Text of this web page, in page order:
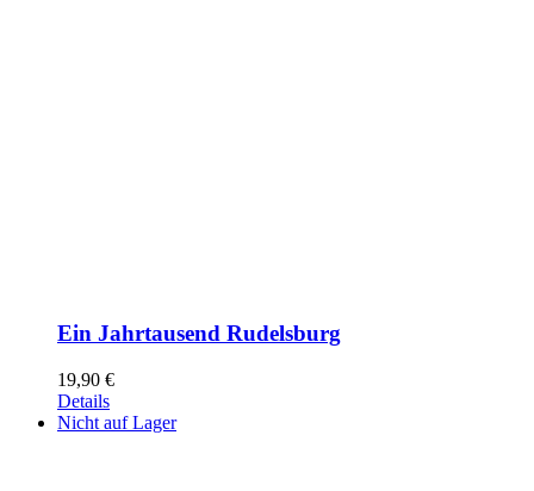
Ein Jahrtausend Rudelsburg
19,90 €
Details
Nicht auf Lager